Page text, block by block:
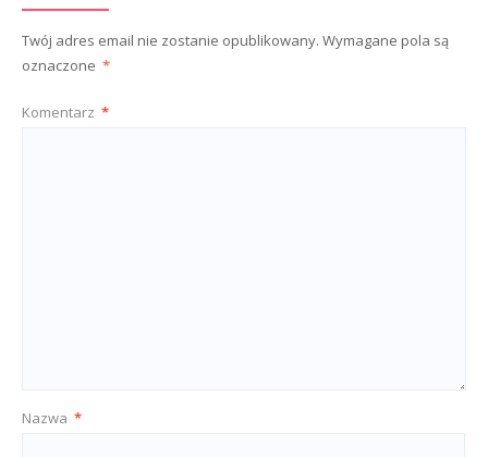
Twój adres email nie zostanie opublikowany. Wymagane pola są
oznaczone *
Komentarz *
Nazwa *